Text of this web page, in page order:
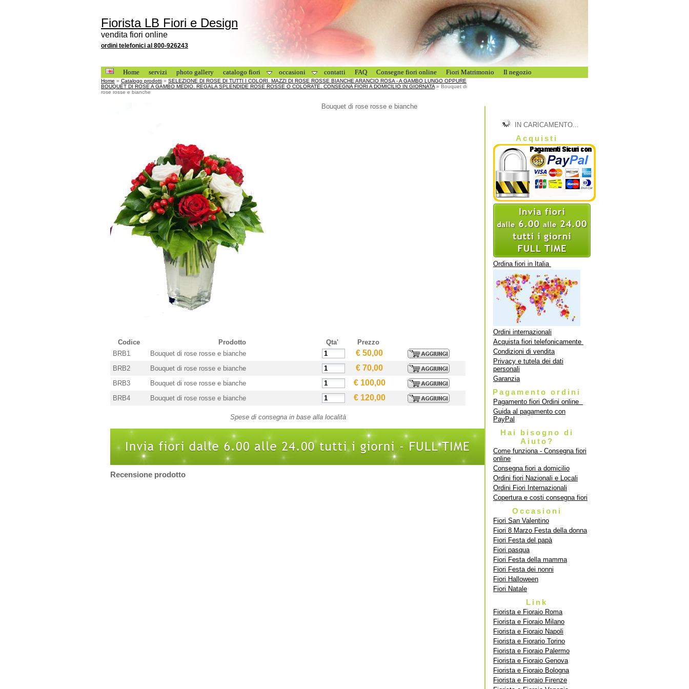
Fiorista LB Fiori e Design
vendita fiori online
ordini telefonici al 800-926243
Home servizi photo gallery catalogo fiori occasioni contatti FAQ Consegne fiori online Fiori Matrimonio Il negozio
Home » Catalogo prodotti » SELEZIONE DI ROSE DI TUTTI I COLORI. MAZZI DI ROSE ROSSE BIANCHE ARANCIO ROSA - A GAMBO LUNGO OPPURE
BOUQUET DI ROSE A GAMBO MEDIO. REGALA SPLENDIDE ROSE ROSSE O COLORATE. CONSEGNA FIORI A DOMICILIO IN GIORNATA » Bouquet di
rose rosse e bianche
Bouquet di rose rosse e bianche
Codice Prodotto Qta'
Prezzo
BRB1
Bouquet di rose rosse e bianche € 50,00
BRB2 Bouquet di rose rosse e bianche € 70,00
BRB3 Bouquet di rose rosse e bianche € 100,00
BRB4 Bouquet di rose rosse e bianche € 120,00
Spese di consegna in base alla località
Recensione prodotto
IN CARICAMENTO...
Acquisti
Ordina fiori in Italia
Ordini internazionali
Acquista fiori telefonicamente
Condizioni di vendita
Privacy e tutela dei dati
personali
Garanzia
Pagamento ordini
Pagamento fiori Ordini online
Guida al pagamento con
PayPal
Hai bisogno di
Aiuto?
Come funziona - Consegna fiori
online
Consegna fiori a domicilio
Ordini fiori Nazionali e Locali
Ordini Fiori Internazionali
Copertura e costi consegna fiori
Occasioni
Fiori San Valentino
Fiori 8 Marzo Festa della donna
Fiori Festa del papà
Fiori pasqua
Fiori Festa della mamma
Fiori Festa dei nonni
Fiori Halloween
Fiori Natale
Link
Fiorista e Fioraio Roma
Fiorista e Fioraio Milano
Fiorista e Fioraio Napoli
Fiorista e Fiorario Torino
Fiorista e Fioraio Palermo
Fiorista e Fioraio Genova
Fiorista e Fioraio Bologna
Fiorista e Fioraio Firenze